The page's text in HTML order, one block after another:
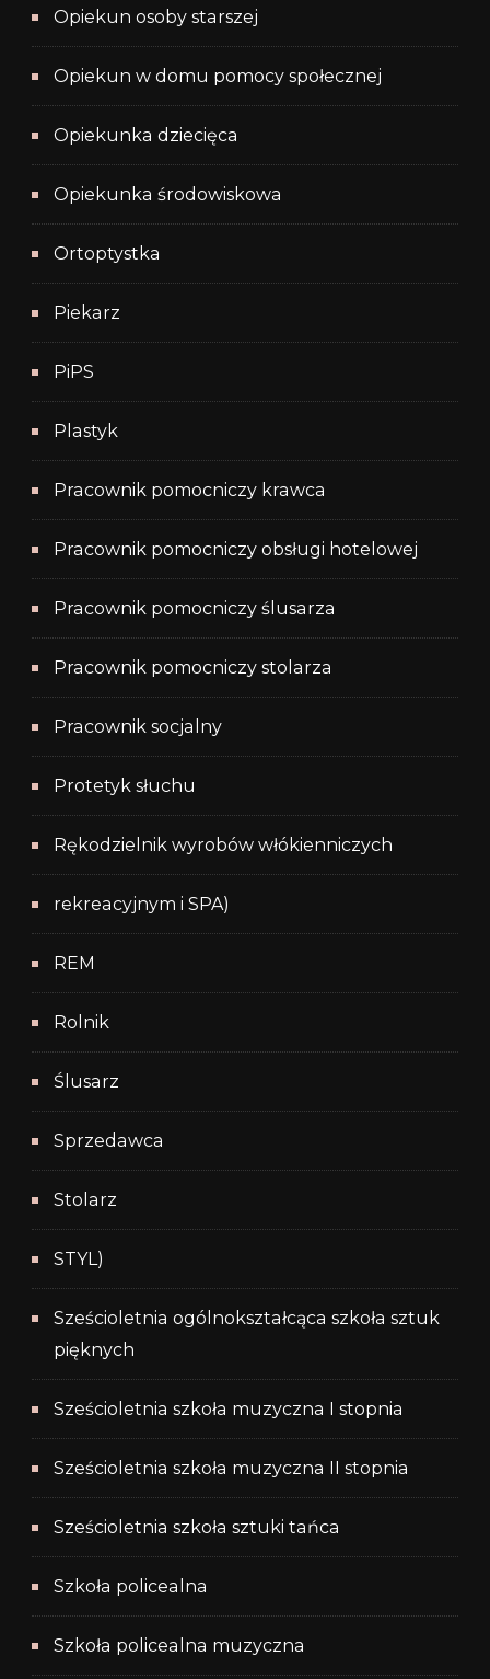
Opiekun osoby starszej
Opiekun w domu pomocy społecznej
Opiekunka dziecięca
Opiekunka środowiskowa
Ortoptystka
Piekarz
PiPS
Plastyk
Pracownik pomocniczy krawca
Pracownik pomocniczy obsługi hotelowej
Pracownik pomocniczy ślusarza
Pracownik pomocniczy stolarza
Pracownik socjalny
Protetyk słuchu
Rękodzielnik wyrobów włókienniczych
rekreacyjnym i SPA)
REM
Rolnik
Ślusarz
Sprzedawca
Stolarz
STYL)
Sześcioletnia ogólnokształcąca szkoła sztuk
pięknych
Sześcioletnia szkoła muzyczna I stopnia
Sześcioletnia szkoła muzyczna II stopnia
Sześcioletnia szkoła sztuki tańca
Szkoła policealna
Szkoła policealna muzyczna